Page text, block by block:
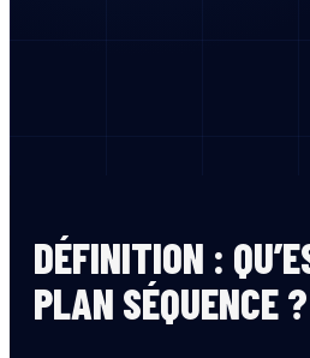
DÉFINITION :
PLAN SÉQUENCE ?